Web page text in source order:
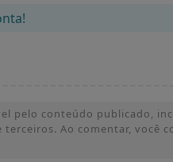
pelo conteúdo publicado,
Ao comentar, você